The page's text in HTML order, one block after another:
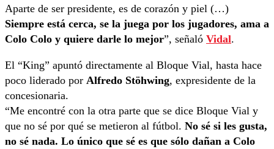
Aparte de ser presidente, es de corazón y piel (…)
Siempre está cerca, se la juega por los jugadores, ama a
Colo Colo y quiere darle lo mejor”, señaló Vidal.
El “King” apuntó directamente al Bloque Vial, hasta hace
poco liderado por Alfredo Stöhwing, expresidente de la
concesionaria.
“Me encontré con la otra parte que se dice Bloque Vial y
que no sé por qué se metieron al fútbol. No sé si les gusta,
no sé nada. Lo único que sé es que sólo dañan a Colo